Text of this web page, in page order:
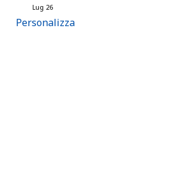
Lug 26
Personalizza